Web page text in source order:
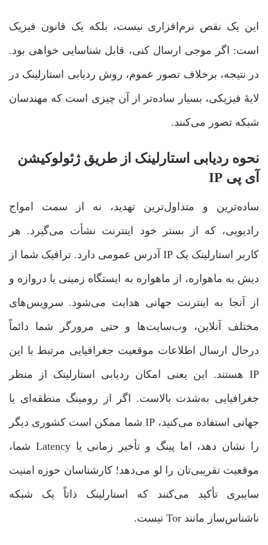
این یک نقص نرم‌افزاری نیست، بلکه یک قانون فیزیک
است: اگر موجی ارسال کنی، قابل شناسایی خواهی بود.
در نتیجه، برخلاف تصور عموم، روش ردیابی استارلینک در
لایۀ فیزیکی، بسیار ساده‌تر از آن چیزی است که مهندسان
شبکه تصور می‌کنند.
نحوه ردیابی استارلینک از طریق ژئولوکیشن
آی پی IP
ساده‌ترین و متداول‌ترین تهدید، نه از سمت امواج
رادیویی، که از بستر خود اینترنت نشأت می‌گیرد. هر
کاربر استارلینک یک IP آدرس عمومی دارد. ترافیک شما از
دیش به ماهواره، از ماهواره به ایستگاه زمینی یا دروازه و
از آنجا به اینترنت جهانی هدایت می‌شود. سرویس‌های
مختلف آنلاین، وب‌سایت‌ها و حتی مرورگر شما دائماً
درحال ارسال اطلاعات موقعیت جغرافیایی مرتبط با این
IP هستند. این یعنی امکان ردیابی استارلینک از منظر
جغرافیایی به‌شدت بالاست. اگر از رومینگ منطقه‌ای یا
جهانی استفاده می‌کنید، IP شما ممکن است کشوری دیگر
را نشان دهد، اما پینگ و تأخیر زمانی یا Latency شما،
موقعیت تقریبی‌تان را لو می‌دهد! کارشناسان حوزه امنیت
سایبری تأکید می‌کنند که استارلینک ذاتاً یک شبکه
ناشناس‌ساز مانند Tor نیست.